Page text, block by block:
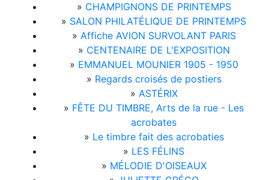
» CHAMPIGNONS DE PRINTEMPS
» SALON PHILATÉLIQUE DE PRINTEMPS
» Affiche AVION SURVOLANT PARIS
» CENTENAIRE DE L'EXPOSITION
» EMMANUEL MOUNIER 1905 - 1950
» Regards croisés de postiers
» ASTÉRIX
» FÊTE DU TIMBRE, Arts de la rue - Les
acrobates
» Le timbre fait des acrobaties
» LES FÉLINS
» MÉLODIE D'OISEAUX